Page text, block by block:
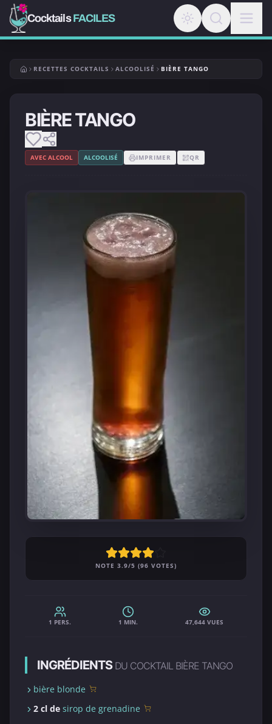
CocktailsFACILES
RECETTES COCKTAILS ALCOOLISÉ BIÈRE TANGO
BIÈRE TANGO
AVEC ALCOOL ALCOOLISÉ IMPRIMER QR
NOTE 3.9/5 (96 VOTES)
1 PERS. 1 MIN. 47,644 VUES
INGRÉDIENTS DU COCKTAIL BIÈRE TANGO
bière blonde
2 cl de sirop de grenadine